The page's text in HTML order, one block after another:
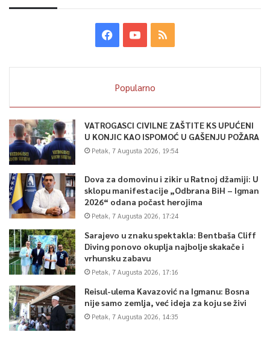
Popularno
VATROGASCI CIVILNE ZAŠTITE KS UPUĆENI
U KONJIC KAO ISPOMOĆ U GAŠENJU POŽARA
Petak, 7 Augusta 2026, 19:54
Dova za domovinu i zikir u Ratnoj džamiji: U
sklopu manifestacije „Odbrana BiH – Igman
2026“ odana počast herojima
Petak, 7 Augusta 2026, 17:24
Sarajevo u znaku spektakla: Bentbaša Cliff
Diving ponovo okuplja najbolje skakače i
vrhunsku zabavu
Petak, 7 Augusta 2026, 17:16
Reisul-ulema Kavazović na Igmanu: Bosna
nije samo zemlja, već ideja za koju se živi
Petak, 7 Augusta 2026, 14:35